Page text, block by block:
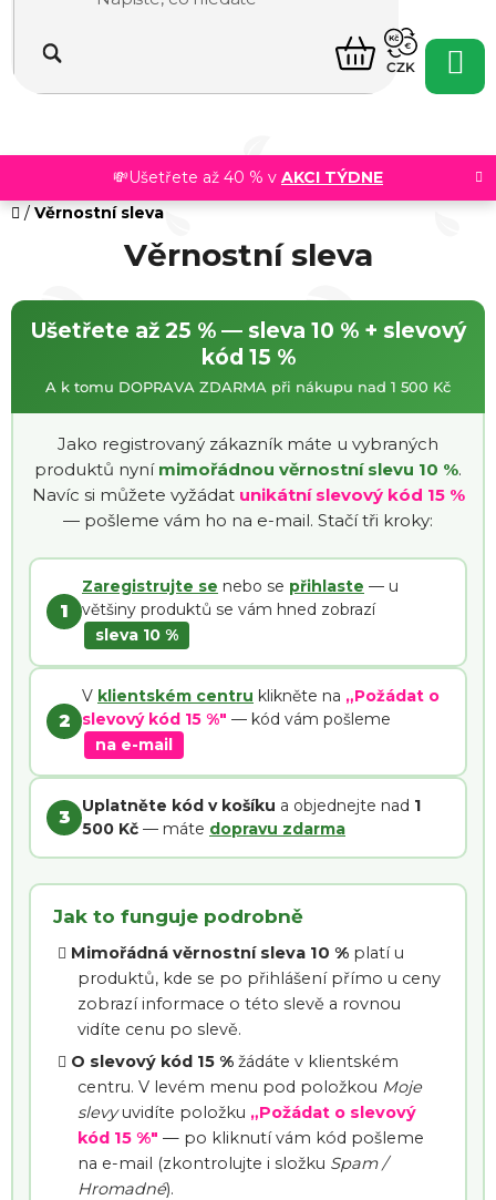
obsah
💸Ušetřete až 40 % v AKCI TÝDNE
NÁKUPNÍ
KOŠÍK
CZK
Domů
/ Věrnostní sleva
Věrnostní sleva
Ušetřete až 25 % — sleva 10 % + slevový
kód 15 %
A k tomu DOPRAVA ZDARMA při nákupu nad 1 500 Kč
Jako registrovaný zákazník máte u vybraných
produktů nyní mimořádnou věrnostní slevu 10 %.
Navíc si můžete vyžádat unikátní slevový kód 15 %
— pošleme vám ho na e-mail. Stačí tři kroky:
Zaregistrujte se nebo se přihlaste — u
většiny produktů se vám hned zobrazí
sleva 10 %
V klientském centru klikněte na „Požádat o
slevový kód 15 %" — kód vám pošleme
na e-mail
Uplatněte kód v košíku a objednejte nad 1
500 Kč — máte dopravu zdarma
Jak to funguje podrobně
Mimořádná věrnostní sleva 10 % platí u
produktů, kde se po přihlášení přímo u ceny
zobrazí informace o této slevě a rovnou
vidíte cenu po slevě.
O slevový kód 15 % žádáte v klientském
centru. V levém menu pod položkou Moje
slevyuvidíte položku „Požádat o slevový
kód 15 %" — po kliknutí vám kód pošleme
na e-mail (zkontrolujte i složku Spam /
Hromadné).